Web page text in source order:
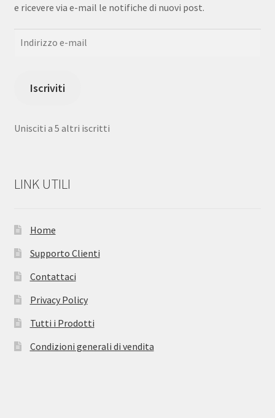
e ricevere via e-mail le notifiche di nuovi post.
Iscriviti
Unisciti a 5 altri iscritti
LINK UTILI
Home
Supporto Clienti
Contattaci
Privacy Policy
Tutti i Prodotti
Condizioni generali di vendita